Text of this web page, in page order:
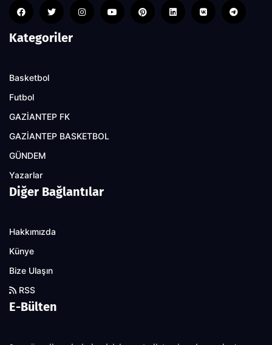
Kategoriler
Basketbol
Futbol
GAZİANTEP FK
GAZİANTEP BASKETBOL
GÜNDEM
Yazarlar
Diğer Bağlantılar
Hakkımızda
Künye
Bize Ulaşın
RSS
E-Bülten